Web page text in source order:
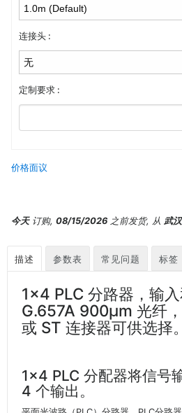
连接头 :
定制要求 :
价格面议
今天订购,08/15/2026 之前发货, 从 武汉
描述 参数表 常见问题 标签
1x4 PLC 分路器，输
G.657A 900μm 光纤
或 ST 连接器可供选择。
1x4 PLC 分配器将信号
4 个输出。